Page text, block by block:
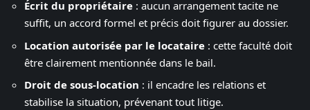
Écrit du propriétaire : aucun arrangement tacite ne
suffit, un accord formel et précis doit figurer au dossier.
Location autorisée par le locataire : cette faculté doit
être clairement mentionnée dans le bail.
Droit de sous-location : il encadre les relations et
stabilise la situation, prévenant tout litige.